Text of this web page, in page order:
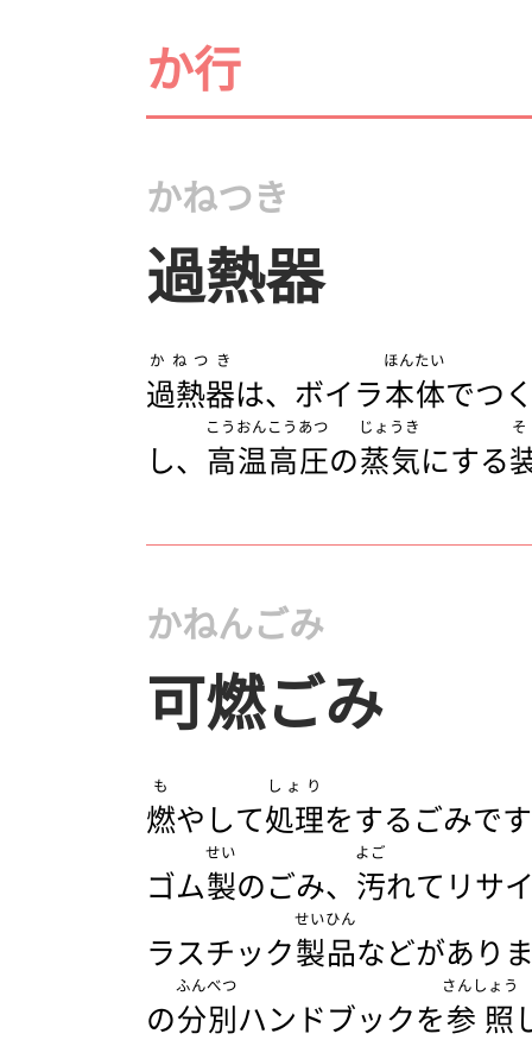
か行
かねつき
過熱器
過熱器
かねつき
は、ボイラ本体
ほんたい
でつ
し、 高温
こうおん
高圧
こうあつ
の蒸気
じょうき
にする
かねんごみ
可燃ごみ
燃
も
やして処理
しょり
をするごみで
ゴム製
せい
のごみ、 汚
よご
れてリサ
ラスチック製品
せいひん
などがあり
の分別
ふんべつ
ハンドブックを参照
さんしょう